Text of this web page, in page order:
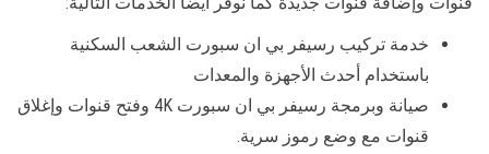
خدمة تركيب رسيفر بي ان سبورت الشعب السكنية
باستخدام أحدث الأجهزة والمعدات
صيانة وبرمجة رسيفر بي ان سبورت 4K وفتح قنوات وإغلاق
قنوات مع وضع رموز سرية.